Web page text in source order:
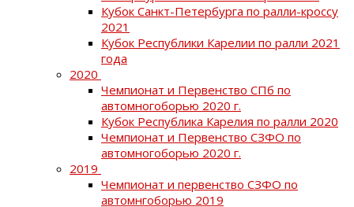
Кубок Санкт-Петербурга по ралли-кроссу
2021
Кубок Республики Карелии по ралли 2021
года
2020
Чемпионат и Первенство СПб по
автомногоборью 2020 г.
Кубок Республика Карелия по ралли 2020
Чемпионат и Первенство СЗФО по
автомногоборью 2020 г.
2019
Чемпионат и первенство СЗФО по
автомнгоборью 2019